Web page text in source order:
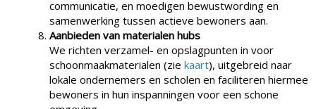
communicatie, en moedigen bewustwording en
samenwerking tussen actieve bewoners aan.
Aanbieden van materialen hubs
We richten verzamel- en opslagpunten in voor
schoonmaakmaterialen (zie kaart), uitgebreid naar
lokale ondernemers en scholen en faciliteren hiermee
bewoners in hun inspanningen voor een schone